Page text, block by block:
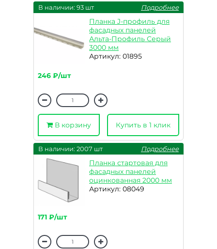
В наличии: 93 шт Подробнее
Планка J-профиль для
фасадных панелей
Альта-Профиль Серый
3000 мм
Артикул: 01895
246 ₽/шт
В корзину Купить в 1 клик
В наличии: 2007 шт Подробнее
Планка стартовая для
фасадных панелей
оцинкованная 2000 мм
Артикул: 08049
171 ₽/шт